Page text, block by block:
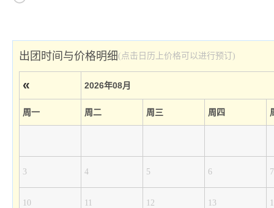
出团时间与价格明细(点击日历上价格可以进行预订)
« 2026年08月
周一 周二 周三 周四
3 4 5 6 7
10 11 12 13